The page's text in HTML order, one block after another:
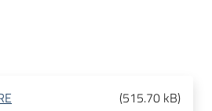
(515.70 kB)